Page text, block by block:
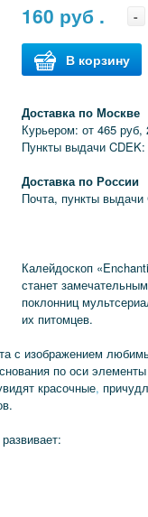
160 руб . -
В корзину
Доставка по Москве
Курьером: от 465 руб,
Пункты выдачи
Доставка по России
Почта, пункты выдачи
Калейдоскоп
станет
поклонниц
их питомцев.
с изображением
по оси
красочные,